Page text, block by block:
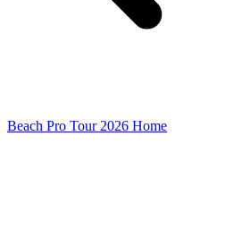
Beach Pro Tour 2026 Home